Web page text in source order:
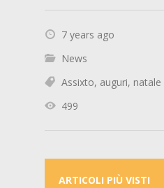
7 years ago
News
Assixto, auguri, natale
499
ARTICOLI PIÙ VISTI